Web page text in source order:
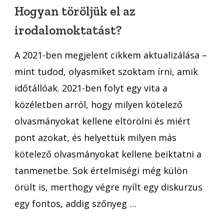
Hogyan töröljük el az
irodalomoktatást?
A 2021-ben megjelent cikkem aktualizálása –
mint tudod, olyasmiket szoktam írni, amik
időtállóak. 2021-ben folyt egy vita a
közéletben arról, hogy milyen kötelező
olvasmányokat kellene eltörölni és miért
pont azokat, és helyettük milyen más
kötelező olvasmányokat kellene beiktatni a
tanmenetbe. Sok értelmiségi még külön
örült is, merthogy végre nyílt egy diskurzus
egy fontos, addig szőnyeg …